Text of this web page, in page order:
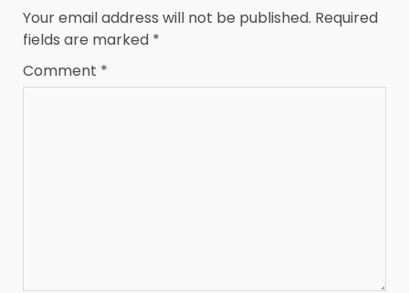
Your email address will not be published. Required
fields are marked *
Comment *